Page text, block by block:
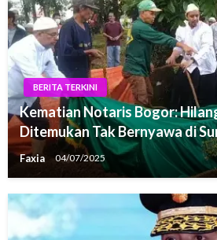
BERITA TERKINI
Kematian Notaris Bogor:
Ditemukan Tak Bernyawa di
Faxia 04/07/2025